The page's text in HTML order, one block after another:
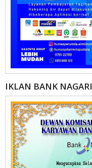
IKLAN BANK NAGARI